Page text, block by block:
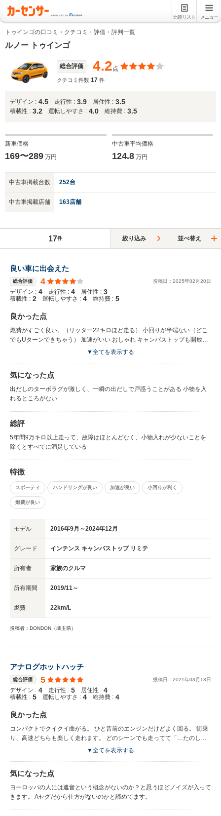
比較リスト メニュー
トゥインゴの口コミ・クチコミ・評価・評判一覧
ルノー トゥインゴ
総合評価 4.2点
クチコミ件数 17 件
デザイン : 4.5 走行性 : 3.9 居住性 : 3.5
積載性 : 3.2 運転しやすさ : 4.0 維持費 : 3.5
新車価格
169〜289 万円
中古車平均価格
124.8万円
中古車掲載台数 252台
中古車掲載店舗 163店舗
17件 絞り込み 並べ替え
良い車に出会えた
総合評価 4 投稿日： 2025年02 月20日
デザイン : 4 走行性 : 4 居住性 : 3
積載性 : 2 運転しやすさ : 4 維持費 : 5
良かった点
燃費がすごく良い。（リッター22キロほど走る） 小回りが半端ない（どこ
でもUターンできちゃう） 加速がいい おしゃれ キャンパストップも開放感
▼全てを表示する
気になった点
出だしのターボラグが激しく、一瞬の出だしで戸惑うことがある 小物を入
れるところがない
総評
5年間9万キロ以上走って、故障はほとんどなく、小物入れが少ないことを
除くとすべてに満足している
特徴
スポーティ ハンドリングが良い 加速が良い 小回りが利く
燃費が良い
モデル 2016年9月～2024年12月
グレード インテンス キャンバストップ リミテ
所有者 家族のクルマ
所有期間 2019/11～
燃費 22km/L
投稿者：DONDON（埼玉県）
アナログホットハッチ
総合評価 5 投稿日： 2021年03 月 13日
デザイン : 4 走行性 : 5 居住性 : 4
積載性 : 5 運転しやすさ : 4 維持費 : 4
良かった点
コンパクトでクイクイ曲がる。 ひと昔前のエンジンだけどよく回る。 街乗
り、高速どちらも楽しく走れます。 どのシーンでも走ってて「…たのしい
なぁ〜」と思わずつぶやける車。▼全てを表示する
気になった点
ヨーロッパの人には遮音という概念がないのか？と思うほどノイズが入って
きます。 Aセグだから仕方がないのかと諦めてます。